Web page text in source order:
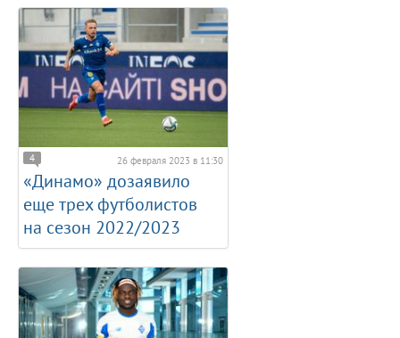
4 26 февраля 2023 в 11:30
«Динамо» дозаявило
еще трех футболистов
на сезон 2022/2023